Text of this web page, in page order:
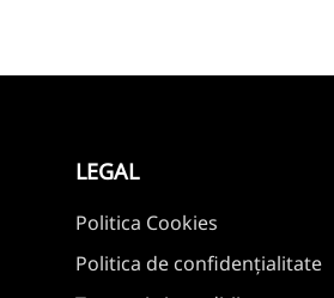
LEGAL
Politica Cookies
Politica de confidențialitate